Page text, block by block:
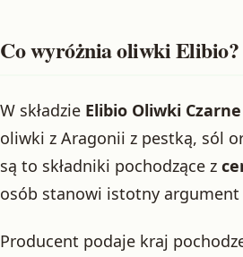
Co wyróżnia oliwki Elibio?
W składzie Elibio Oliwki
oliwki z Aragonii z pestką, sól
są to składniki pochodzące z
osób stanowi istotny
Producent podaje kraj